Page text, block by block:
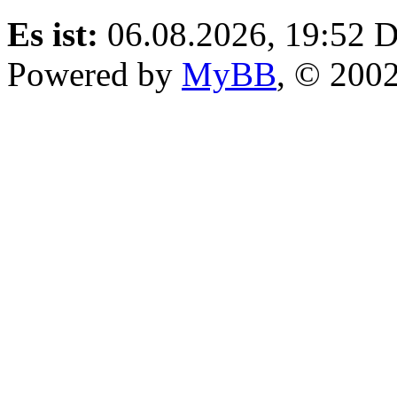
Es ist: 06.08.2026, 19:52
Powered by MyBB, ©